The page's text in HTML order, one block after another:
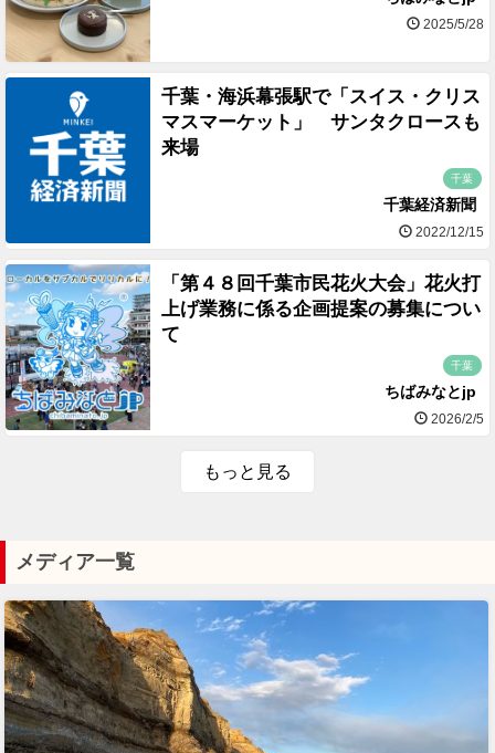
2025/5/28
千葉・海浜幕張駅で「スイス・クリス
マスマーケット」 サンタクロースも
来場
千葉
千葉経済新聞
2022/12/15
「第４８回千葉市民花火大会」花火打
上げ業務に係る企画提案の募集につい
て
千葉
ちばみなとjp
2026/2/5
もっと見る
メディア一覧